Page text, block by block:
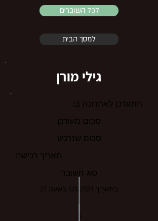
לכל השוברים
למסך הבית
גילי מורן
התעדכן לאחרונה ב:
סכום מעודכן
סכום שנרכש
תאריך רכישה
סוג השובר
בתאריך 5/4/2021 בשעה 21
3